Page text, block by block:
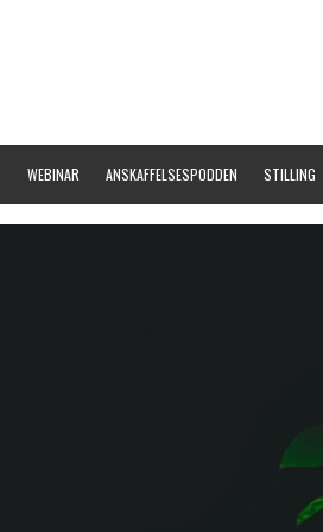
WEBINAR ANSKAFFELSESPODDEN STILLING